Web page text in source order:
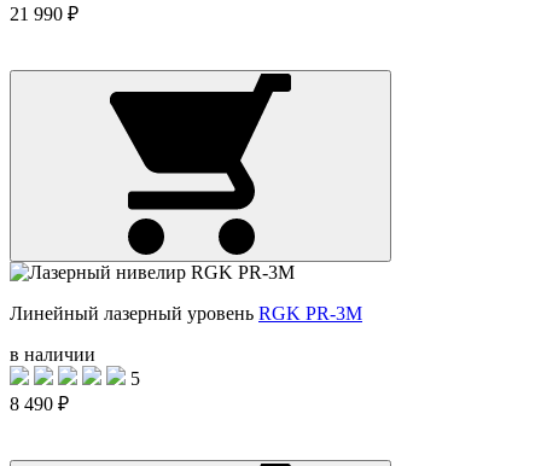
21 990 ₽
Линейный лазерный уровень RGK PR-3M
в наличии
5
8 490 ₽